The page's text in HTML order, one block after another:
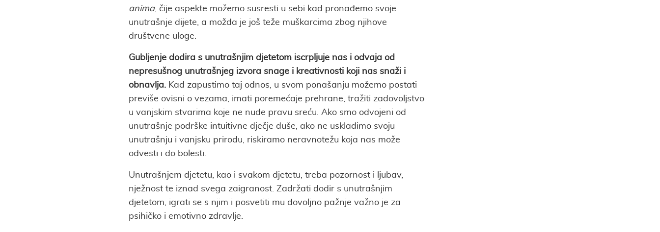
anima, čije aspekte možemo susresti u sebi kad pronađemo svoje
unutrašnje dijete, a možda je još teže muškarcima zbog njihove
društvene uloge.
Gubljenje dodira s unutrašnjim djetetom iscrpljuje nas i odvaja od
nepresušnog unutrašnjeg izvora snage i kreativnosti koji nas snaži i
obnavlja. Kad zapustimo taj odnos, u svom ponašanju možemo postati
previše ovisni o vezama, imati poremećaje prehrane, tražiti zadovoljstvo
u vanjskim stvarima koje ne nude pravu sreću. Ako smo odvojeni od
unutrašnje podrške intuitivne dječje duše, ako ne uskladimo svoju
unutrašnju i vanjsku prirodu, riskiramo neravnotežu koja nas može
odvesti i do bolesti.
Unutrašnjem djetetu, kao i svakom djetetu, treba pozornost i ljubav,
nježnost te iznad svega zaigranost. Zadržati dodir s unutrašnjim
djetetom, igrati se s njim i posvetiti mu dovoljno pažnje važno je za
psihičko i emotivno zdravlje.